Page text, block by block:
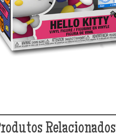
Relacionados